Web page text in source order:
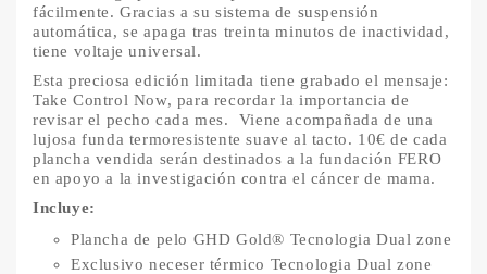
fácilmente. Gracias a su sistema de suspensión
automática, se apaga tras treinta minutos de inactividad,
tiene voltaje universal.
Esta preciosa edición limitada tiene grabado el mensaje:
Take Control Now, para recordar la importancia de
revisar el pecho cada mes. Viene acompañada de una
lujosa funda termoresistente suave al tacto. 10€ de cada
plancha vendida serán destinados a la fundación FERO
en apoyo a la investigación contra el cáncer de mama.
Incluye:
Plancha de pelo GHD Gold® Tecnologia Dual zone
Exclusivo neceser térmico Tecnologia Dual zone